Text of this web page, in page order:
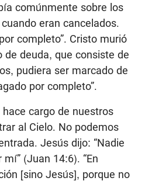
comúnmente sobre los
eran cancelados.
completo”. Cristo murió
de deuda, que consiste de
pudiera ser marcado de
por completo”.
cargo de nuestros
al Cielo. No podemos
Jesús dijo: “Nadie
mí” (Juan 14:6). “En
[sino Jesús], porque no